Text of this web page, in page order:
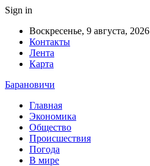
Sign in
Воскресенье, 9 августа, 2026
Контакты
Лента
Карта
Барановичи
Главная
Экономика
Общество
Происшествия
Погода
В мире